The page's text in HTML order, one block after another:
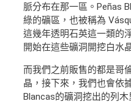
脈分布在那一區。Peñas
綠的礦區，也被稱為
這幾年透明石英這一類的
開始在這些礦洞開挖白水
而我們之前販售的都是哥
晶，接下來，我們也會依
Blancas的礦洞挖出的列